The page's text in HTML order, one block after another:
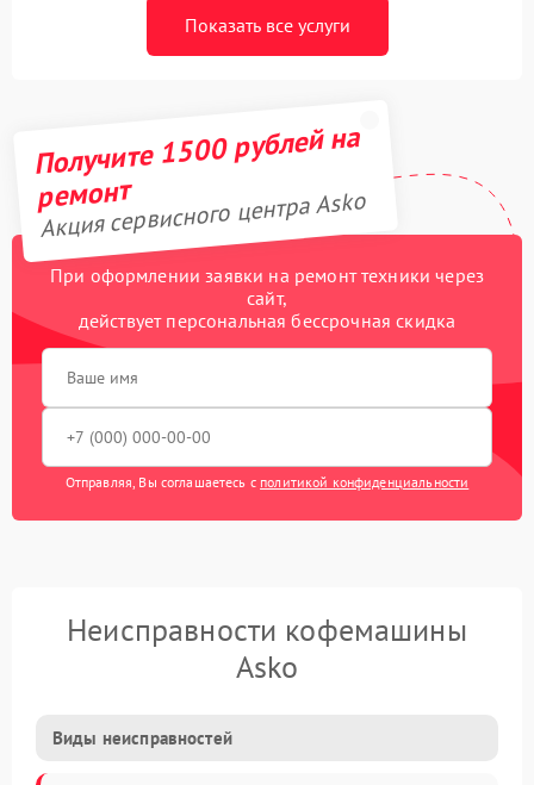
Показать все услуги
Получите 1500 рублей на
ремонт
Акция сервисного центра Asko
При оформлении заявки на ремонт техники через
сайт,
действует персональная бессрочная скидка
Отправляя, Вы соглашаетесь с политикой конфиденциальности
Неисправности кофемашины
Asko
Виды неисправностей